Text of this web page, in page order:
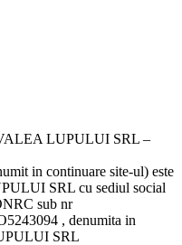
LUPULUI SRL –
in continuare site-ul) este
SRL cu sediul social
sub nr
, denumita in
SRL